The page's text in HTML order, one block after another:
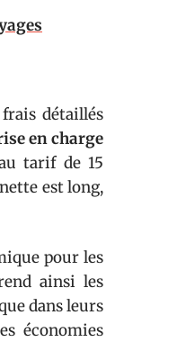
détaillés
en charge
tarif de 15
est long,
pour les
ainsi les
dans leurs
économies